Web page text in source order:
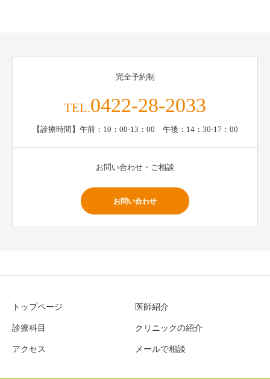
完全予約制
TEL.0422-28-2033
【診療時間】午前：10：00-13：00 午後：14：30-17：00
お問い合わせ・ご相談
お問い合わせ
トップページ 医師紹介
診療科目 クリニックの紹介
アクセス メールで相談